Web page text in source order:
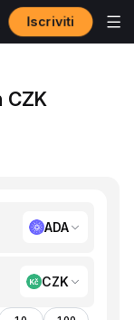
Iscriviti
CZK
ADA
CZK